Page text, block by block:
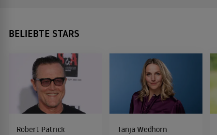
BELIEBTE STARS
Robert Patrick Tanja Wedhorn